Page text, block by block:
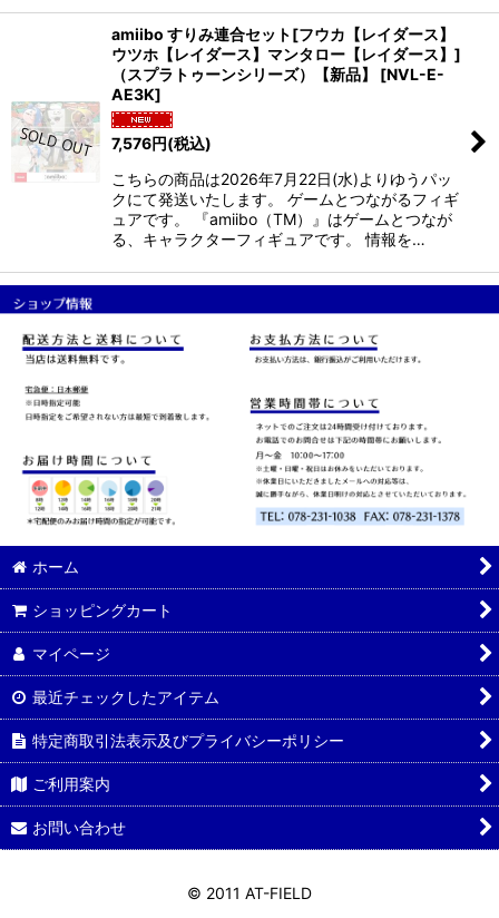
amiibo すりみ連合セット[フウカ【レイダース】
ウツホ【レイダース】マンタロー【レイダース】]
（スプラトゥーンシリーズ）【新品】
[NVL-E-
AE3K]
7,576円(税込)
こちらの商品は2026年7月22日(水)よりゆうパッ
クにて発送いたします。 ゲームとつながるフィギ
ュアです。 『amiibo（TM）』はゲームとつなが
る、キャラクターフィギュアです。 情報を…
ホーム
ショッピングカート
マイページ
最近チェックしたアイテム
特定商取引法表示及びプライバシーポリシー
ご利用案内
お問い合わせ
© 2011 AT-FIELD